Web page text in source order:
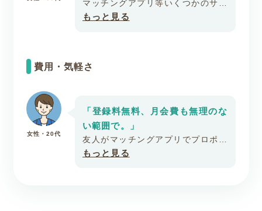
マッチングアプリ等いくつかのサー
ビスを試しましたが、良い出会いに
出も必須なので、普通の恋愛では聞
誠実で一生懸命な姿勢に惹かれ、価
値観の近さに気づいてから、パート
ナーとしての存在を意識しました。
諦めずに婚活でのご縁に向き合い続
もっと見る
費用・気軽さ
「登録料無料、月会費も無理のな
い範囲で。」
友人がマッチングアプリでプロポー
ズを受けたのをきっかけに婚活を意
もっと見る
女性・20代